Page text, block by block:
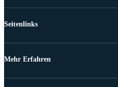
Seitenlinks
Mehr Erfahren